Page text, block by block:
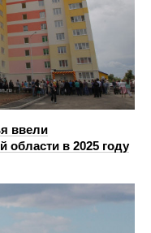
ввели
области в 2025 году